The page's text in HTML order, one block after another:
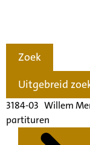
Zoek
Uitgebreid
3184-03 Willem
partituren